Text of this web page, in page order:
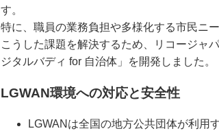
す。
特に、職員の業務負担や多様化する市民ニ
こうした課題を解決するため、リコージャ
ジタルバディ for 自治体」を開発しました。
LGWAN環境への対応と安全性
LGWANは全国の地方公共団体が利用